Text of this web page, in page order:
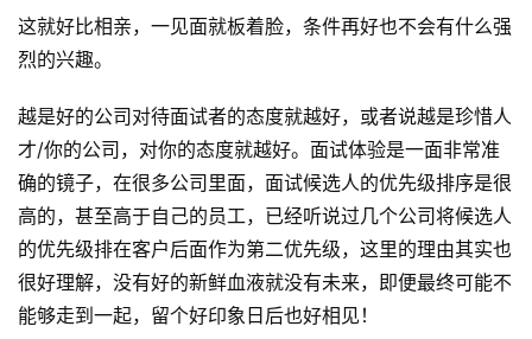
具
于
&
留
言
这就好比相亲，一见面就板着脸，条件再好也不会有什么强
烈的兴趣。
越是好的公司对待面试者的态度就越好，或者说越是珍惜人
才/你的公司，对你的态度就越好。面试体验是一面非常准
确的镜子，在很多公司里面，面试候选人的优先级排序是很
高的，甚至高于自己的员工，已经听说过几个公司将候选人
的优先级排在客户后面作为第二优先级，这里的理由其实也
很好理解，没有好的新鲜血液就没有未来，即便最终可能不
能够走到一起，留个好印象日后也好相见！